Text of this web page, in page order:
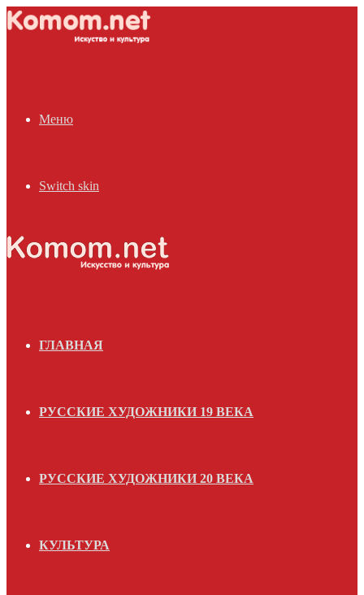
Меню
Switch skin
ГЛАВНАЯ
РУССКИЕ ХУДОЖНИКИ 19 ВЕКА
РУССКИЕ ХУДОЖНИКИ 20 ВЕКА
КУЛЬТУРА